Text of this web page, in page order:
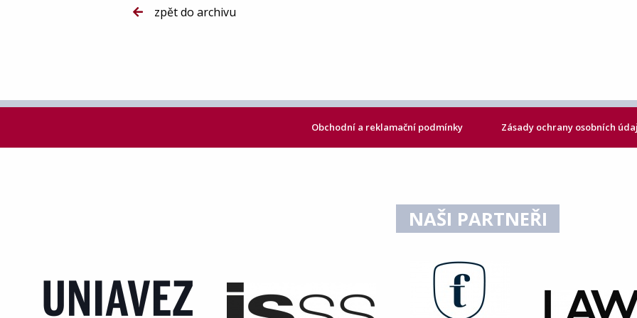
zpět do archivu
Obchodní a reklamační podmínky Zásady ochrany osobních
NAŠI PARTNEŘI